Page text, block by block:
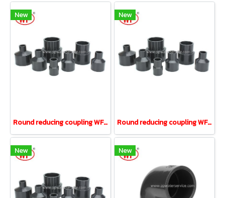
New
Round reducing coupling WF UPVC ANSI 1" reducing 1/2"
New
Round reducing coupling WF UPVC ANSI 1-1/4" reducing 3/4"
New New